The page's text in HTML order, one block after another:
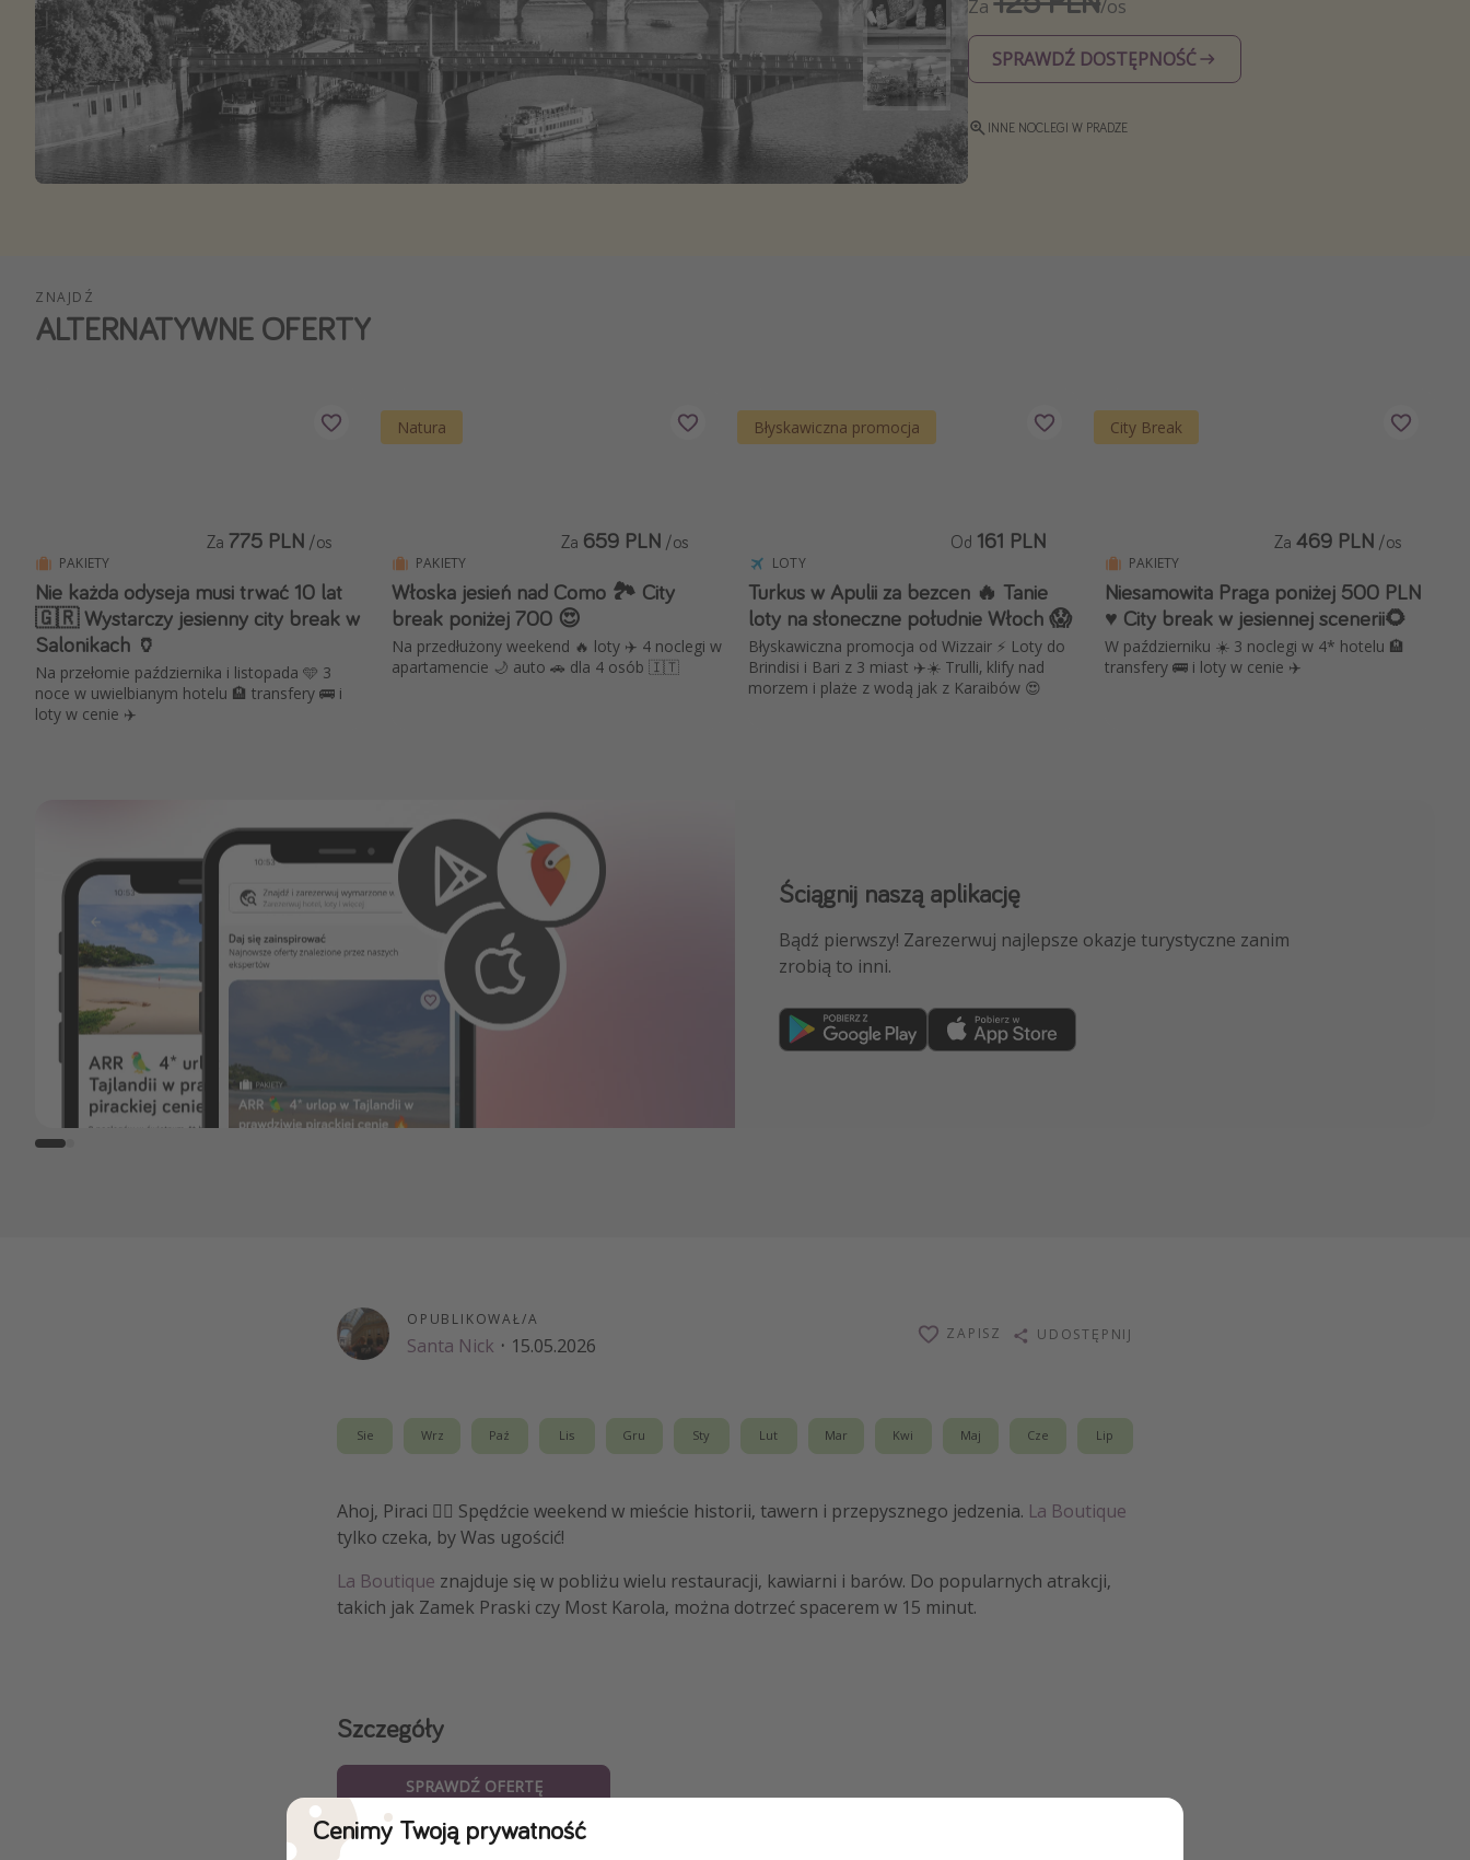
Wszystkie
Za /os
SPRAWDŹ DOSTĘPNOŚĆ
INNE NOCLEGI W PRADZE
ZNAJDŹ
ALTERNATYWNE OFERTY
PAKIETY
Nie każda odyseja musi trwać 10 lat
🇬🇷 Wystarczy jesienny city break w
Salonikach 🏺
Na przełomie października i listopada 🩵 3
noce w uwielbianym hotelu 🏨 transfery 🚌 i
loty w cenie ✈️
Za 775 PLN /os
Natura
PAKIETY
Włoska jesień nad Como 🏞️ City
break poniżej 700 😍
Na przedłużony weekend 🔥 loty ✈️ 4 noclegi w
apartamencie 🌙 auto 🚗 dla 4 osób 🇮🇹
Za 659 PLN /os
Błyskawiczna promocja
LOTY
Turkus w Apulii za bezcen 🔥 Tanie
loty na słoneczne południe Włoch 😱
Błyskawiczna promocja od Wizzair ⚡️ Loty do
Brindisi i Bari z 3 miast ✈️☀️ Trulli, klify nad
morzem i plaże z wodą jak z Karaibów 😍
Od 161 PLN
City Break
PAKIETY
Niesamowita Praga poniżej 500 PLN
♥️ City break w jesiennej scenerii🌻
W październiku ☀️ 3 noclegi w 4* hotelu 🏨
transfery 🚌 i loty w cenie ✈️
Za 469 PLN /os
Ściągnij naszą aplikację
Bądź pierwszy! Zarezerwuj najlepsze okazje turystyczne zanim
zrobią to inni.
Dołącz do naszego kanału na WhatsApp
NAJLEPSZE oferty podróżnicze, porady ekspertów i wiele więcej!
Dołącz teraz
OPUBLIKOWAŁ/A
Santa Nick · 15.05.2026
ZAPISZ UDOSTĘPNIJ
Sie Wrz Paź Lis Gru Sty Lut Mar Kwi Maj Cze Lip
Ahoj, Piraci 🏴‍☠️ Spędźcie weekend w mieście historii, tawern i przepysznego jedzenia. La Boutique
tylko czeka, by Was ugościć!
La Boutique znajduje się w pobliżu wielu restauracji, kawiarni i barów. Do popularnych atrakcji,
takich jak Zamek Praski czy Most Karola, można dotrzeć spacerem w 15 minut.
Szczegóły
SPRAWDŹ OFERTĘ
nocleg w 4* hotelu La Boutique
Cenimy Twoją prywatność